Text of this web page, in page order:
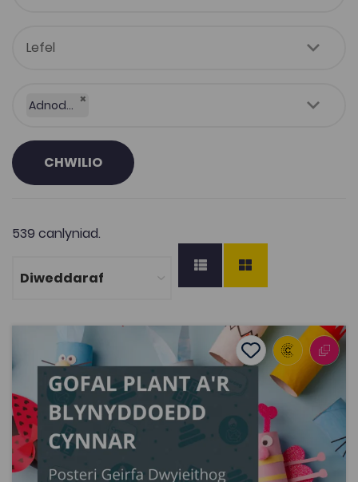
Adnodd Coleg Cymraeg ×
CHWILIO
539 canlyniad.
Posteri Geirfa Dwyieithog Gofal Plant a'r Blynyddoedd
Add to favourites
Dyddiad cyhoeddi: 2021 Add to favourites
Posteri Geirfa Dwyieithog Gofal Plant a'r
Blynyddoedd Cynnar
4.4K
Dwyieithog
Tagiau
Gofal Plant Addysg Ôl-16
150 Adnodd